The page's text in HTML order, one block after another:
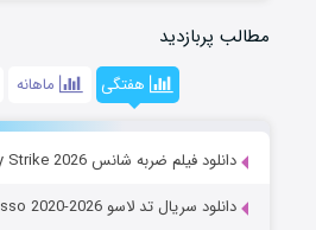
مطالب پربازدید
هفتگی ماهانه
دانلود فیلم ضربه شانس Lucky Strike 2026
دانلود سریال تد لاسو Ted Lasso 2020-2026